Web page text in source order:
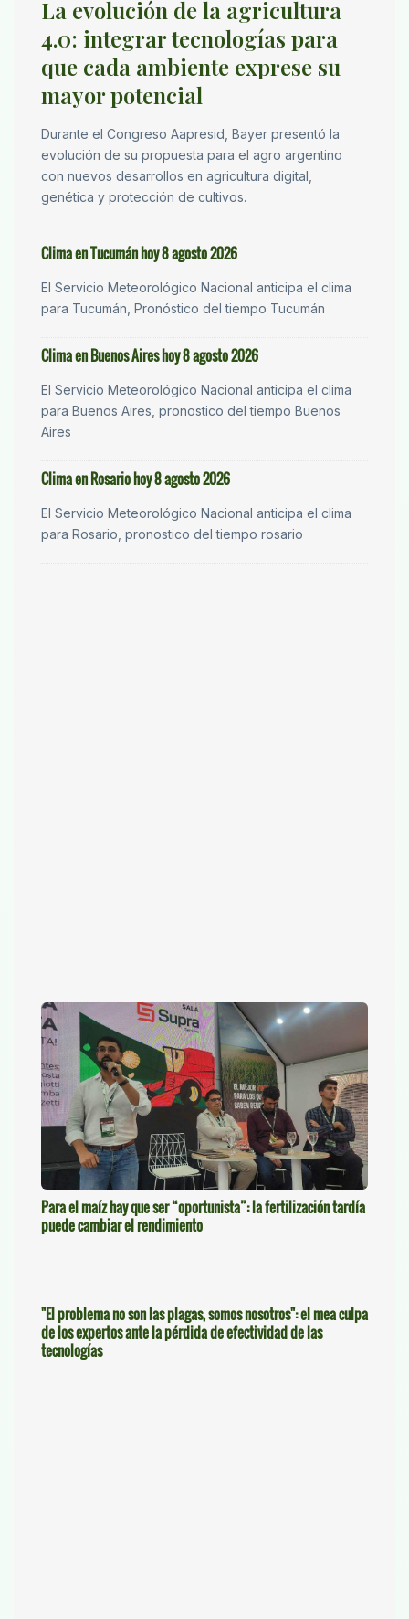
La evolución de la agricultura
4.0: integrar tecnologías para
que cada ambiente exprese su
mayor potencial
Durante el Congreso Aapresid, Bayer presentó la
evolución de su propuesta para el agro argentino
con nuevos desarrollos en agricultura digital,
genética y protección de cultivos.
Clima en Tucumán hoy 8 agosto 2026
El Servicio Meteorológico Nacional anticipa el clima
para Tucumán, Pronóstico del tiempo Tucumán
Clima en Buenos Aires hoy 8 agosto 2026
El Servicio Meteorológico Nacional anticipa el clima
para Buenos Aires, pronostico del tiempo Buenos
Aires
Clima en Rosario hoy 8 agosto 2026
El Servicio Meteorológico Nacional anticipa el clima
para Rosario, pronostico del tiempo rosario
Para el maíz hay que ser “oportunista”: la fertilización tardía
puede cambiar el rendimiento
"El problema no son las plagas, somos nosotros": el mea culpa
de los expertos ante la pérdida de efectividad de las
tecnologías